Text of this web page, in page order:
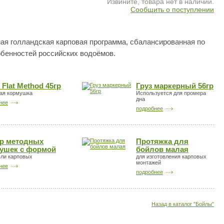
Сообщить о поступлении
голландская карповая программа, сбалансированная по
российских водоёмов.
Method 45гр
кормушка
Груз маркерный 56гр
Используется для промера
дна
подробнее
методных
с формой
карповых
Протяжка для
бойлов малая
для изготовления карповых
монтажей
подробнее
Назад в каталог "Бойлы"